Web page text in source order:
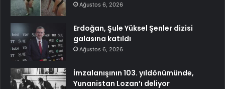
Ağustos 6, 2026
Erdoğan, Şule Yüksel Şenler dizisi
galasına katıldı
Ağustos 6, 2026
İmzalanışının 103. yıldönümünde,
Yunanistan Lozan’ı deliyor